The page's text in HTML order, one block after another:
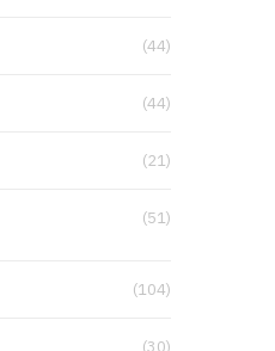
(44)
(44)
(21)
(51)
(104)
(30)